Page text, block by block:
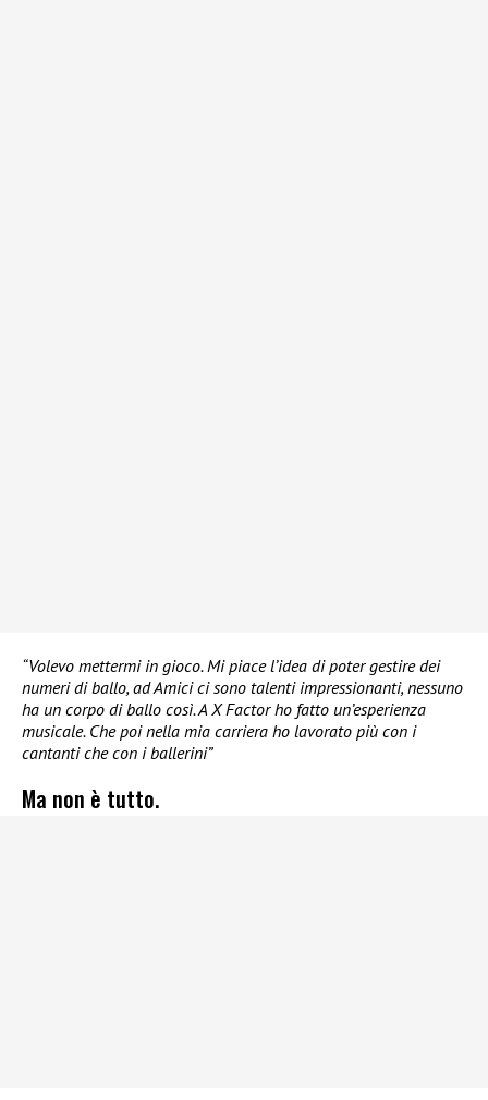
“Volevo mettermi in gioco. Mi piace l’idea di poter gestire dei
numeri di ballo, ad Amici ci sono talenti impressionanti, nessuno
ha un corpo di ballo così. A X Factor ho fatto un’esperienza
musicale. Che poi nella mia carriera ho lavorato più con i
cantanti che con i ballerini”
Ma non è tutto.